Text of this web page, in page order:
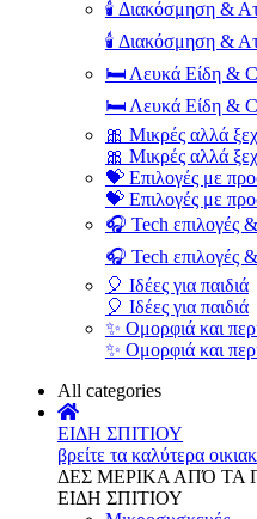
🕯️ Διακόσμηση &
🕯️ Διακόσμηση &
🛏️ Λευκά Είδη &
🛏️ Λευκά Είδη &
🎀 Μικρές αλλά
🎀 Μικρές αλλά
💝 Επιλογές με
💝 Επιλογές με
🎧 Tech επιλογές
🎧 Tech επιλογές
🎈 Ιδέες για παιδιά
🎈 Ιδέες για παιδιά
✨ Ομορφιά και
✨ Ομορφιά και
All categories
ΕΙΔΗ ΣΠΙΤΙΟΥ
βρείτε τα καλύτερα
ΔΕΣ ΜΕΡΙΚΑ ΑΠΌ ΤΑ
ΕΙΔΗ ΣΠΙΤΙΟΥ